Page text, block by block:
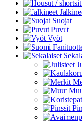
Suojat
Puvut
Vyöt